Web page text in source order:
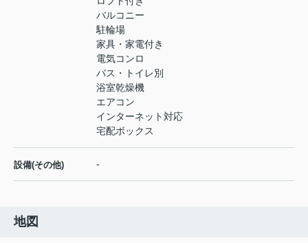
バルコニー
駐輪場
家具・家電付き
電気コンロ
バス・トイレ別
浴室乾燥機
エアコン
インターネット対応
宅配ボックス
設備(その他) -
地図